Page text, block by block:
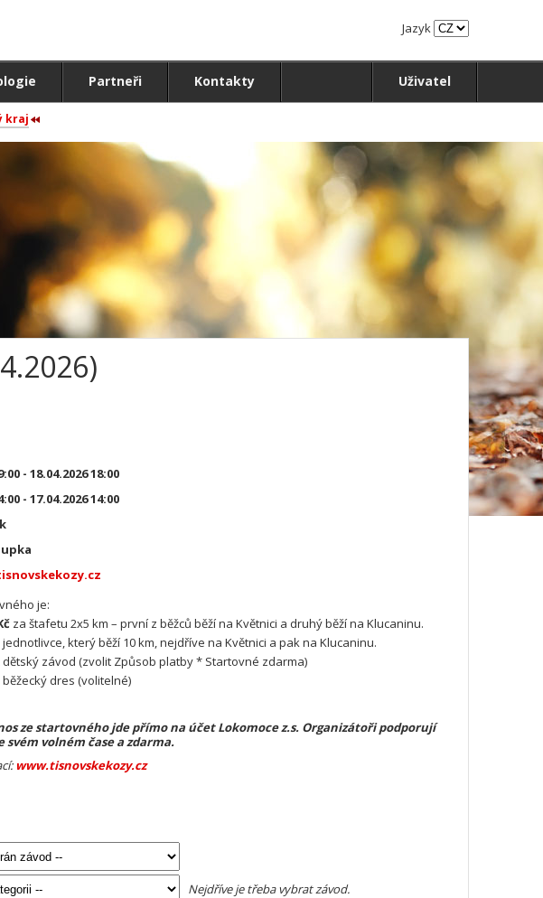
Jazyk
Partneři Kontakty Uživatel
kraj
- 18.04.2026 18:00
- 17.04.2026 14:00
je:
za štafetu 2x5 km – první z běžců běží na Květnici a druhý běží na Klucaninu.
jednotlivce, který běží 10 km, nejdříve na Květnici a pak na Klucaninu.
dětský závod (zvolit Způsob platby * Startovné zdarma)
běžecký dres (volitelné)
ze startovného jde přímo na účet Lokomoce z.s. Organizátoři podporují
svém volném čase a zdarma.
www.tisnovskekozy.cz
Nejdříve je třeba vybrat závod.